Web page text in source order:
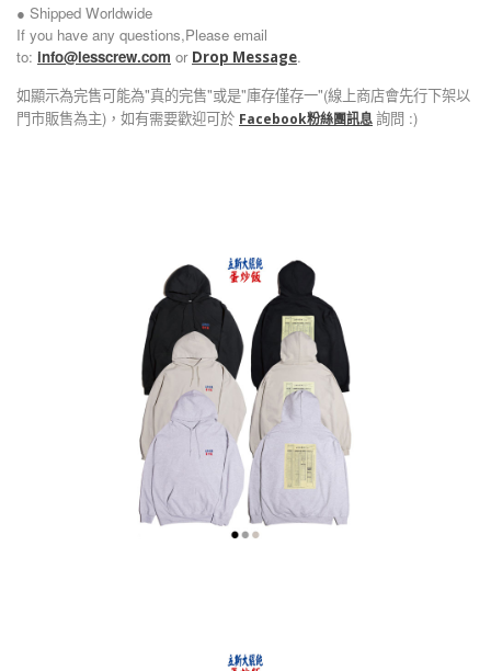
● Shipped Worldwide
If you have any questions,Please email
to: info@lesscrew.com or Drop Message.
如顯示為完售可能為"真的完售"或是"庫存僅存一"(線上商店會先行下架以
門市販售為主)，如有需要歡迎可於 Facebook粉絲團訊息詢問 :)